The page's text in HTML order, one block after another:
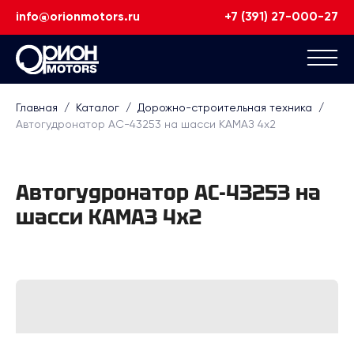
info@orionmotors.ru +7 (391) 27-000-27
Главная / Каталог / Дорожно-строительная техника
/
Автогудронатор АС-43253 на шасси КАМАЗ 4х2
Автогудронатор АС-43253 на
шасси КАМАЗ 4х2